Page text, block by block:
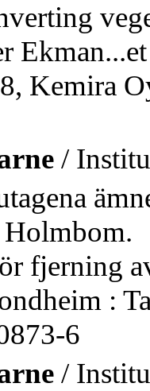
Kemira
/
fjerning
:
6
/